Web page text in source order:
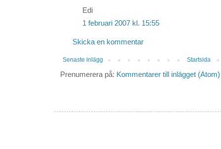
Edi
1 februari 2007 kl. 15:55
Skicka en kommentar
Senaste inlägg Startsida
Prenumerera på: Kommentarer till inlägget (Atom)